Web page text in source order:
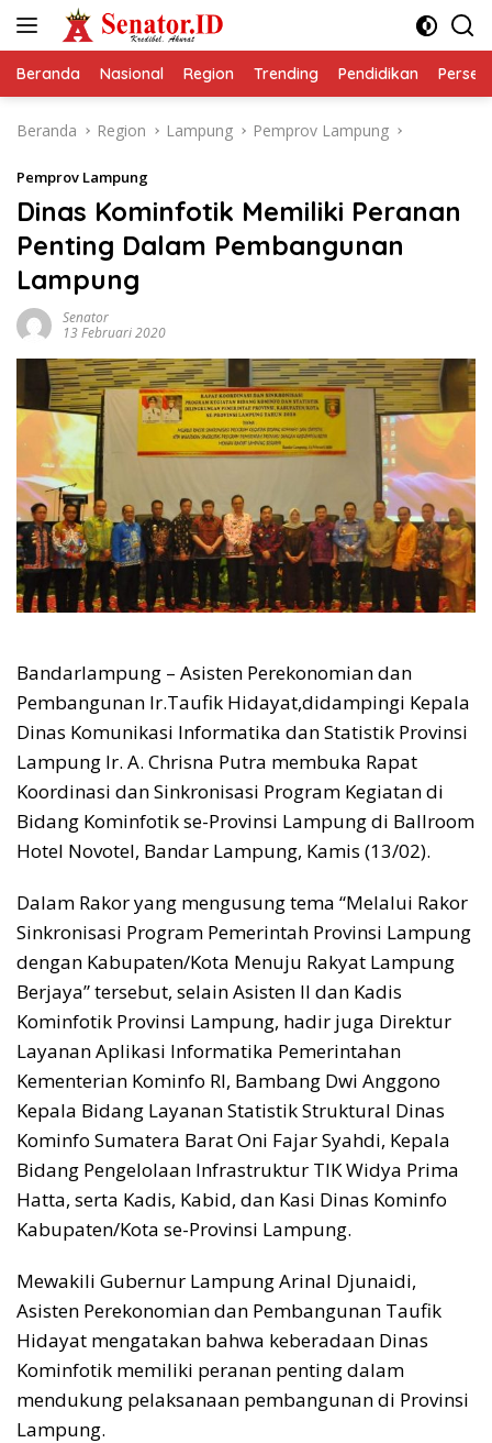
Beranda Nasional Region Trending Pendidikan
Beranda Region Lampung Pemprov Lampung
Pemprov Lampung
Dinas Kominfotik Memiliki Peranan
Penting Dalam Pembangunan
Lampung
Senator
13 Februari 2020
Bandarlampung – Asisten Perekonomian dan
Pembangunan Ir.Taufik Hidayat,didampingi Kepala
Dinas Komunikasi Informatika dan Statistik Provinsi
Lampung Ir. A. Chrisna Putra membuka Rapat
Koordinasi dan Sinkronisasi Program Kegiatan di
Bidang Kominfotik se-Provinsi Lampung di Ballroom
Hotel Novotel, Bandar Lampung, Kamis (13/02).
Dalam Rakor yang mengusung tema “Melalui Rakor
Sinkronisasi Program Pemerintah Provinsi Lampung
dengan Kabupaten/Kota Menuju Rakyat Lampung
Berjaya” tersebut, selain Asisten II dan Kadis
Kominfotik Provinsi Lampung, hadir juga Direktur
Layanan Aplikasi Informatika Pemerintahan
Kementerian Kominfo RI, Bambang Dwi Anggono
Kepala Bidang Layanan Statistik Struktural Dinas
Kominfo Sumatera Barat Oni Fajar Syahdi, Kepala
Bidang Pengelolaan Infrastruktur TIK Widya Prima
Hatta, serta Kadis, Kabid, dan Kasi Dinas Kominfo
Kabupaten/Kota se-Provinsi Lampung.
Mewakili Gubernur Lampung Arinal Djunaidi,
Asisten Perekonomian dan Pembangunan Taufik
Hidayat mengatakan bahwa keberadaan Dinas
Kominfotik memiliki peranan penting dalam
mendukung pelaksanaan pembangunan di Provinsi
Lampung.